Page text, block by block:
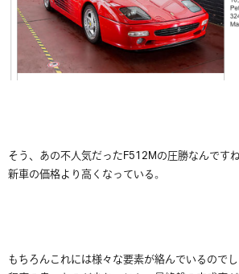
そう、あの不人気だったF512Mの圧勝なんです
新車の価格より高くなっている。
もちろんこれには様々な要素が絡んでいるので